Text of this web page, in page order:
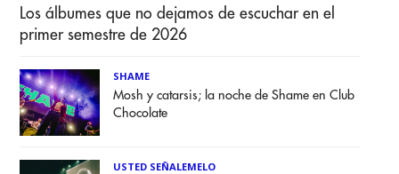
Los álbumes que no dejamos de escuchar en el
primer semestre de 2026
SHAME
Mosh y catarsis; la noche de Shame en Club
Chocolate
USTED SEÑALEMELO